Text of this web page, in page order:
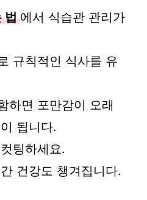
법 에서 식습관 관리가
규칙적인 식사를 유
하면 포만감이 오래
됩니다.
팅하세요.
건강도 챙겨집니다.